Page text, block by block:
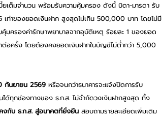
เต็มจำนวน พร้อมรับความคุ้มครอง ดังนี้ บิดา-มารดา รับ
ท่าของยอดเงินฝาก สูงสุดไม่เกิน 500,000 บาท โดยไม่มี
คุ้มครองค่ารักษาพยาบาลจากอุบัติเหตุ ร้อยละ 1 ของยอด
ต่อครั้ง โดยต้องคงยอดเงินฝากในบัญชีไม่ต่ำกว่า 5,000
กันยายน 2569 หรือจนกว่าธนาคารจะแจ้งปิดการรับ
ได้ทุกช่องทางของ ธ.ก.ส. ไม่จำกัดวงเงินฝากสูงสุด ทั้ง
งกับ ธ.ก.ส. สู่อนาคตที่ยั่งยืน สอบถามรายละเอียดเพิ่มเติม